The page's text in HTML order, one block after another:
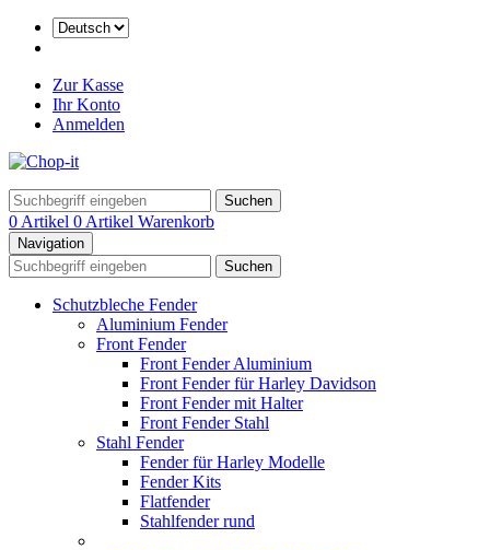
Zur Kasse
Ihr Konto
Anmelden
Suchen
0 Artikel 0 Artikel Warenkorb
Navigation
Suchen
Schutzbleche Fender
Aluminium Fender
Front Fender
Front Fender Aluminium
Front Fender für Harley Davidson
Front Fender mit Halter
Front Fender Stahl
Stahl Fender
Fender für Harley Modelle
Fender Kits
Flatfender
Stahlfender rund